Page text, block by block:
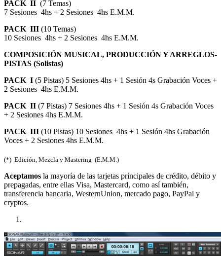
PACK II (7 Temas)
7 Sesiones 4hs + 2 Sesiones 4hs E.M.M.
PACK III (10 Temas)
10 Sesiones 4hs + 2 Sesiones 4hs E.M.M.
COMPOSICIÓN MUSICAL, PRODUCCIÓN Y ARREGLOS-
PISTAS (Solistas)
PACK I (5 Pistas) 5 Sesiones 4hs + 1 Sesión 4s Grabación Voces +
2 Sesiones 4hs E.M.M.
PACK II (7 Pistas) 7 Sesiones 4hs + 1 Sesión 4s Grabación Voces
+ 2 Sesiones 4hs E.M.M.
PACK III (10 Pistas) 10 Sesiones 4hs + 1 Sesión 4hs Grabación
Voces + 2 Sesiones 4hs E.M.M.
(*) Edición, Mezcla y Mastering (E.M.M.)
Aceptamos la mayoría de las tarjetas principales de crédito, débito y
prepagadas, entre ellas Visa, Mastercard, como así también,
transferencia bancaria, WesternUnion, mercado pago, PayPal y
cryptos.